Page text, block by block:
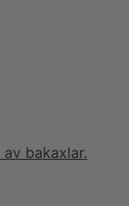
bakaxlar.